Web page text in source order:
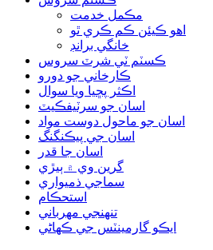
مڪمل خدمت
اهو ڪيئن ڪم ڪري ٿو
خانگي برانڊ
ڪسٽم ٽي شرٽ سروس
ڪارخاني جو دورو
اڪثر پڇيا ويا سوال
اسان جو سرٽيفڪيٽ
اسان جو ماحول دوست مواد
اسان جي پيڪنگنگ
اسان جا قدر
گرين وي ۾ ٻيڙي
سماجي ذميواري
استحڪام
تنهنجي مهرباني
ايڪو گارمينٽس جي ڪهاڻي